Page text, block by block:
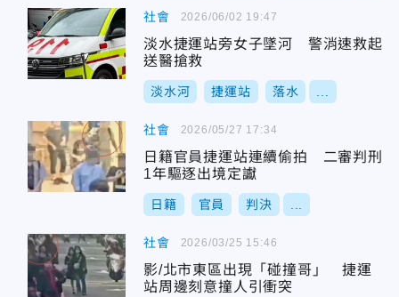
社會
淡水捷運站旁女子墜河 警消速救起
送醫搶救
淡水河 捷運站 落水
2026/06/02 19:47
社會
日籍官員捷運站連續偷拍 二審判刑
1年驅逐出境定讞
日籍 官員 判決
2026/05/27 17:34
社會
影/北市東區出現「碰撞哥」 捷運
站周邊刻意撞人引衝突
2026/03/25 15:46